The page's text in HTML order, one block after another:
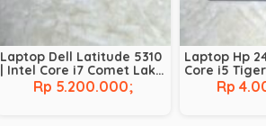
Laptop Dell Latitude 5310
| Intel Core i7 Comet Lake
– 10610U | RAM 8 GB | SSD
256 GB | BACKLIT |
Rp 5.200.000;
Laptop Hp
Core i5
1035G1 |
256 GB
Rp